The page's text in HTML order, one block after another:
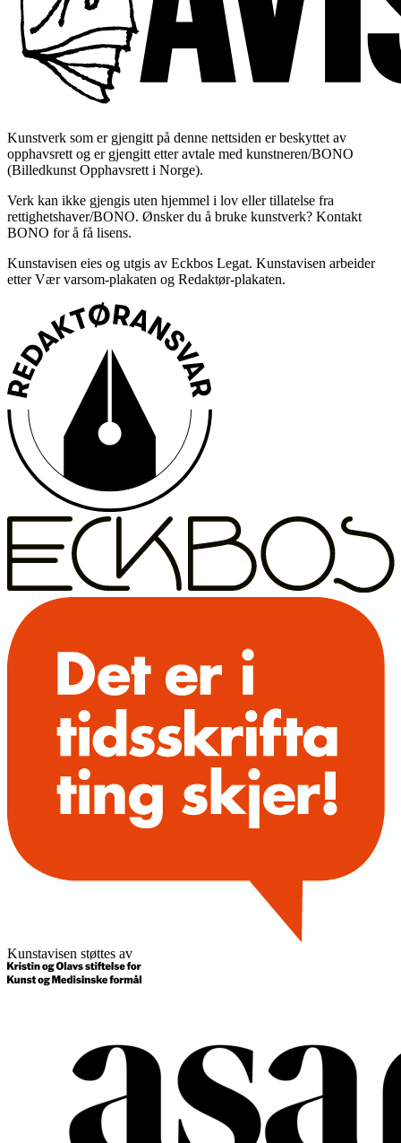
Kunstverk som er gjengitt på denne nettsiden er beskyttet av
opphavsrett og er gjengitt etter avtale med kunstneren/BONO
(Billedkunst Opphavsrett i Norge).
Verk kan ikke gjengis uten hjemmel i lov eller tillatelse fra
rettighetshaver/BONO. Ønsker du å bruke kunstverk? Kontakt
BONO for å få lisens.
Kunstavisen eies og utgis av Eckbos Legat. Kunstavisen arbeider
etter Vær varsom-plakaten og Redaktør-plakaten.
Kunstavisen støttes av